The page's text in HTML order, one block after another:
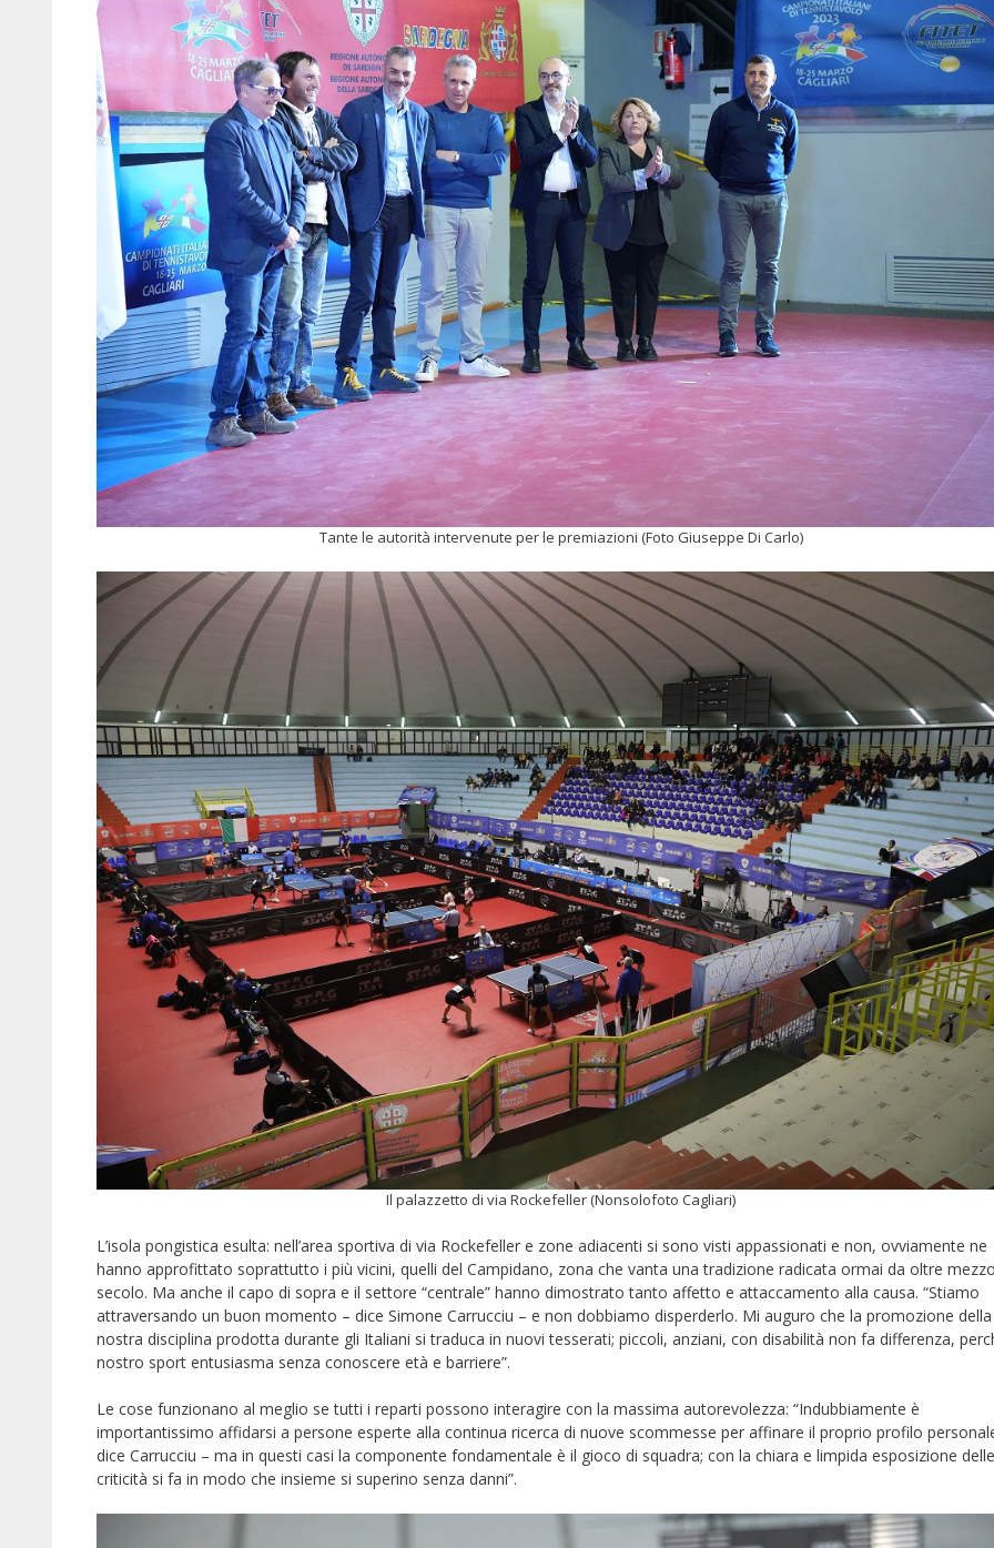
Tante le autorità intervenute per le premiazioni (Foto Giuseppe Di Carlo)
Il palazzetto di via Rockefeller (Nonsolofoto Cagliari)
L’isola pongistica esulta: nell’area sportiva di via Rockefeller e zone adiacenti si sono visti appassionati e non, ovviamente ne
hanno approfittato soprattutto i più vicini, quelli del Campidano, zona che vanta una tradizione radicata ormai da oltre
secolo. Ma anche il capo di sopra e il settore “centrale” hanno dimostrato tanto affetto e attaccamento alla causa. “Stiamo
attraversando un buon momento – dice Simone Carrucciu – e non dobbiamo disperderlo. Mi auguro che la promozione della
nostra disciplina prodotta durante gli Italiani si traduca in nuovi tesserati; piccoli, anziani, con disabilità non fa differenza,
nostro sport entusiasma senza conoscere età e barriere”.
Le cose funzionano al meglio se tutti i reparti possono interagire con la massima autorevolezza: “Indubbiamente è
importantissimo affidarsi a persone esperte alla continua ricerca di nuove scommesse per affinare il proprio profilo
dice Carrucciu – ma in questi casi la componente fondamentale è il gioco di squadra; con la chiara e limpida esposizione delle
criticità si fa in modo che insieme si superino senza danni”.